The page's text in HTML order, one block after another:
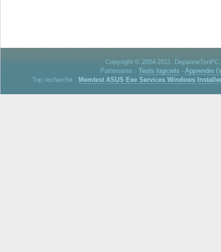
Copyright © 2004-2011.
Partenaires : Tests logiciels - Apprendre
Top recherche : Memtest ASUS Eee Services Windows